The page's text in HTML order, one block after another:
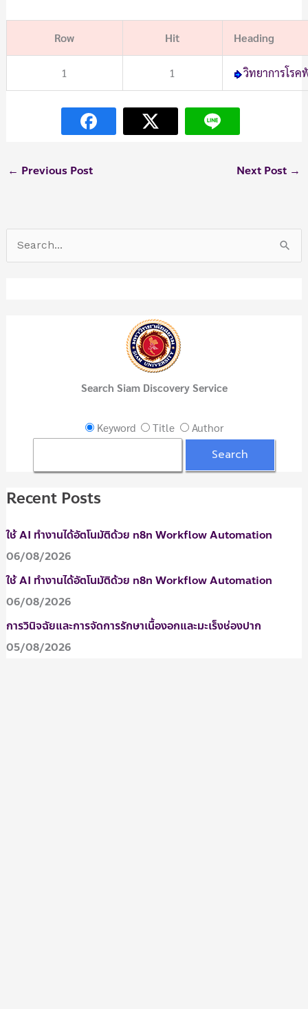
Row Hit Heading
1 1 วิทยาการโร
← Previous Post Next Post →
e
Search Siam Discovery Service
Keyword Title Author
Recent Posts
ใช้ AI ทำงานได้อัตโนมัติด้วย n8n Workflow Automation
06/08/2026
ใช้ AI ทำงานได้อัตโนมัติด้วย n8n Workflow Automation
06/08/2026
การวินิจฉัยและการจัดการรักษาเนื้องอกและมะเร็งช่องปาก
05/08/2026